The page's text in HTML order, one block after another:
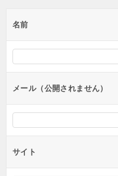
ー
シ
ョ
ン
名前
メール（公開されません）
サイト